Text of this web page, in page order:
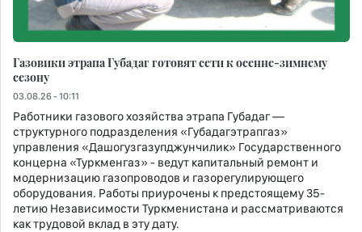
Газовики этрапа Губадаг готовят сети к осенне-зимнему
сезону
03.08.26 - 10:11
Работники газового хозяйства этрапа Губадаг —
структурного подразделения «Губадагэтрапгаз»
управления «Дашогузгазупджунчилик» Государственного
концерна «Туркменгаз» - ведут капитальный ремонт и
модернизацию газопроводов и газорегулирующего
оборудования. Работы приурочены к предстоящему 35-
летию Независимости Туркменистана и рассматриваются
как трудовой вклад в эту дату.